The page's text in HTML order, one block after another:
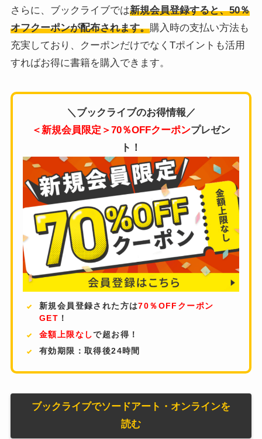
さらに、ブックライブでは新規会員登録すると、50％
オフクーポンが配布されます。購入時の支払い方法も
充実しており、クーポンだけでなくTポイントも活用
すればお得に書籍を購入できます。
＼ブックライブのお得情報／
＜新規会員限定＞70％OFFクーポンプレゼン
ト！
新規会員登録された方は70％OFFクーポン
GET ！
金額上限なしで超お得！
有効期限：取得後24時間
ブックライブでソードアート・オンラインを
読む